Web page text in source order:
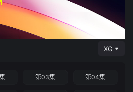
XG
第03集 第04集